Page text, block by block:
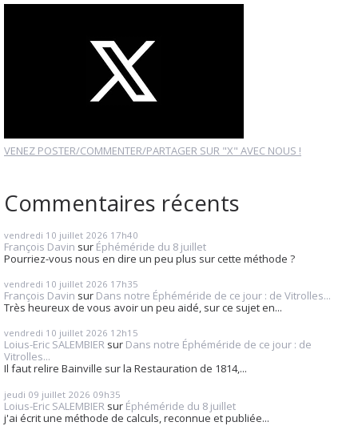
VENEZ POSTER/COMMENTER/PARTAGER SUR "X" AVEC NOUS !
Commentaires récents
vendredi 10 juillet 2026 17h40
François Davin sur Éphéméride du 8 juillet
Pourriez-vous nous en dire un peu plus sur cette méthode ?
vendredi 10 juillet 2026 17h35
François Davin sur Dans notre Éphéméride de ce jour : de Vitrolles...
Très heureux de vous avoir un peu aidé, sur ce sujet en...
vendredi 10 juillet 2026 12h15
Loius-Eric SALEMBIER sur Dans notre Éphéméride de ce jour : de
Vitrolles...
Il faut relire Bainville sur la Restauration de 1814,...
jeudi 09 juillet 2026 09h35
Loius-Eric SALEMBIER sur Éphéméride du 8 juillet
j'ai écrit une méthode de calculs, reconnue et publiée...